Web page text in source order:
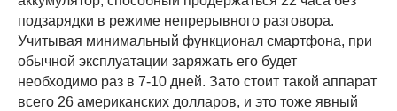
подзарядки в режиме непрерывного разговора.
Учитывая минимальный функционал смартфона, при
обычной эксплуатации заряжать его будет
необходимо раз в 7-10 дней. Зато стоит такой аппарат
всего 26 американских долларов, и это тоже явный